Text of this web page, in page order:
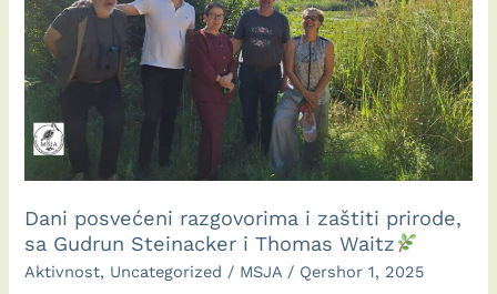
Dani posvećeni razgovorima i zaštiti prirode,
sa Gudrun Steinacker i Thomas Waitz
Aktivnost, Uncategorized / MSJA / Qershor 1, 2025